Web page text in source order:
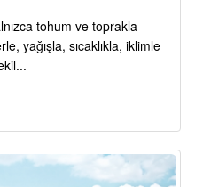
tohum ve toprakla
yağışla, sıcaklıkla, iklimle